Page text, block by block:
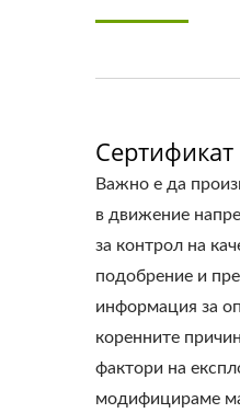
Важно е да
в движение
за контрол на
подобрение и
информация за
коренните
фактори на
модифицираме